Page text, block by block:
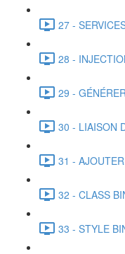
27 -
28 -
29 -
30 - LIAISON
31 -
32 - CLASS
33 - STYLE